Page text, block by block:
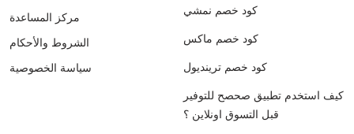
مركز المساعدة
الشروط والأحكام
سياسة الخصوصية
كود خصم نمشي
كود خصم ماكس
كود خصم ترينديول
كيف استخدم تطبيق صحصح للتوفير
قبل التسوق اونلاين ؟